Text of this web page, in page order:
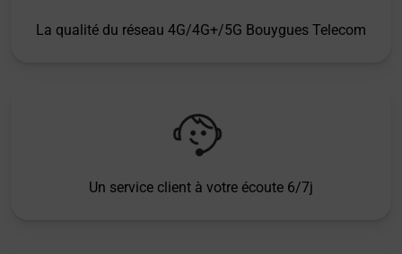
La qualité du réseau 4G/4G+/5G Bouygues Telecom
Un service client à votre écoute 6/7j